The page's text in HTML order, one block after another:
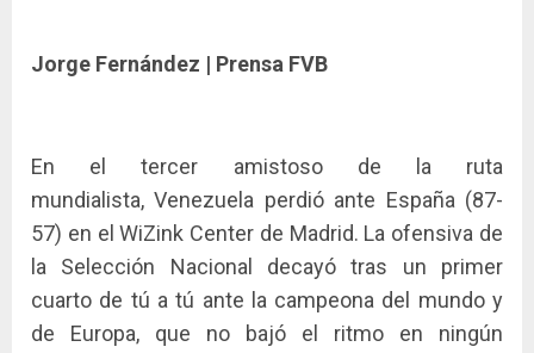
Jorge Fernández | Prensa FVB
En el tercer amistoso de la ruta
mundialista, Venezuela perdió ante España (87-
57) en el WiZink Center de Madrid. La ofensiva de
la Selección Nacional decayó tras un primer
cuarto de tú a tú ante la campeona del mundo y
de Europa, que no bajó el ritmo en ningún